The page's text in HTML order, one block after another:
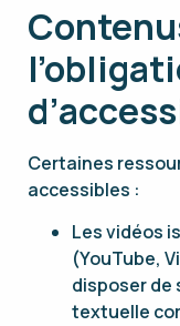
Certaines
accessibles :
Les vidéos
(YouTube,
disposer
textuelle